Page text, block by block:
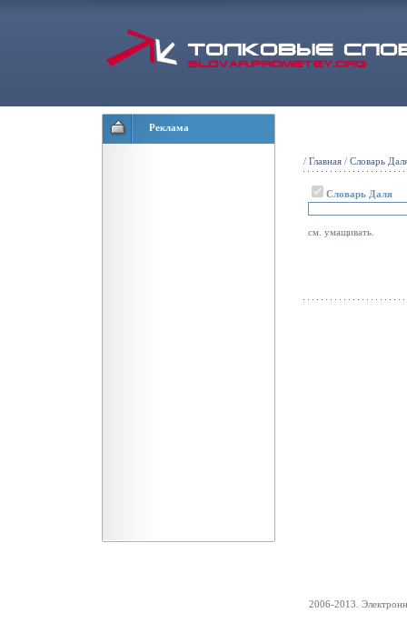
Реклама
/ Главная / Словарь
Словарь Даля
см. умащивать.
2006-2013.